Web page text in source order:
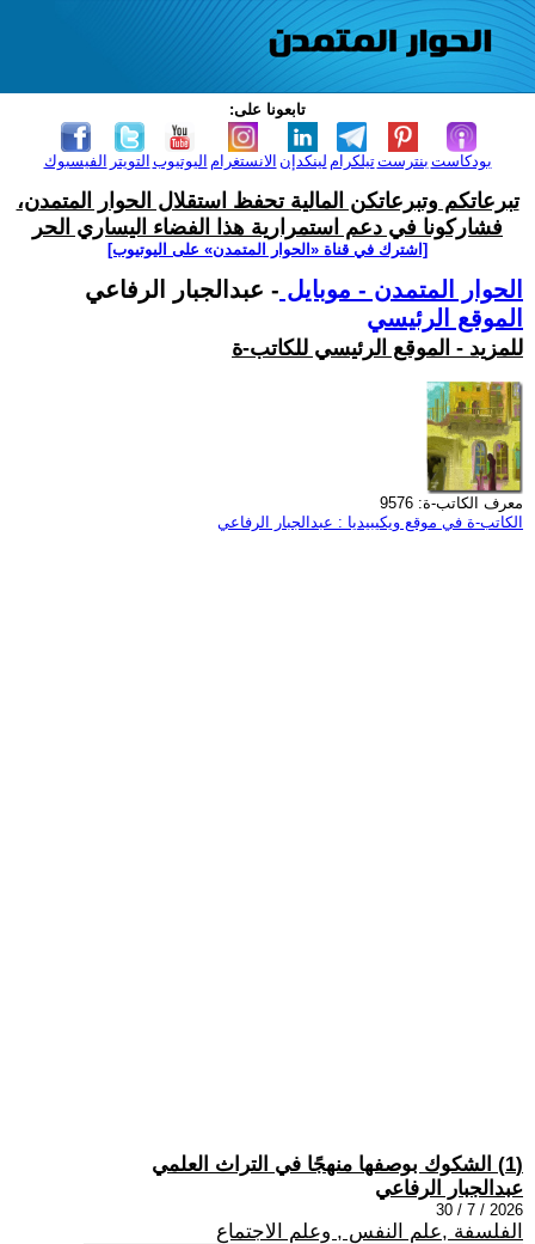
تابعونا على:
الفيسبوك التويتر اليوتيوب الانستغرام لينكدإن تيلكرامبنترست بودكاست
تبرعاتكم وتبرعاتكن المالية تحفظ استقلال الحوار المتمدن،
فشاركونا في دعم استمرارية هذا الفضاء اليساري الحر
[اشترك في قناة ‫«الحوار المتمدن» على اليوتيوب]
الحوار المتمدن - موبايل - عبدالجبار الرفاعي
الموقع الرئيسي
للمزيد - الموقع الرئيسي للكاتب-ة
معرف الكاتب-ة: 9576
الكاتب-ة في موقع ويكيبيديا : عبدالجبار الرفاعي
(1) الشكوك بوصفها منهجًا في التراث العلمي
عبدالجبار الرفاعي
2026 / 7 / 30
الفلسفة ,علم النفس , وعلم الاجتماع